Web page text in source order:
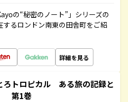
の“秘密のノート”」シリーズの
るロンドン南東の田舎町をご紹
詳細を見る
ろトロピカル ある旅の記録と
第1巻